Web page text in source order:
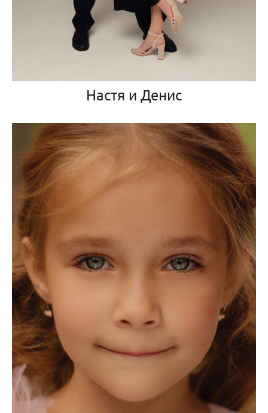
Настя и Денис